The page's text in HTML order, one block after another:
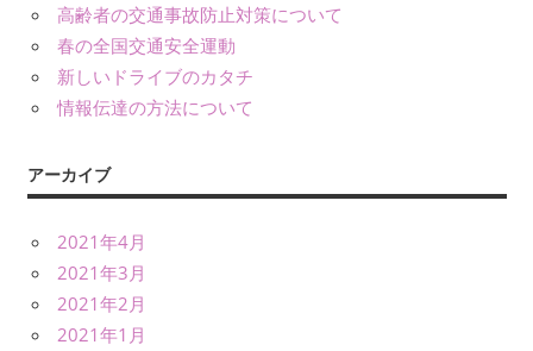
高齢者の交通事故防止対策について
春の全国交通安全運動
新しいドライブのカタチ
情報伝達の方法について
アーカイブ
2021年4月
2021年3月
2021年2月
2021年1月